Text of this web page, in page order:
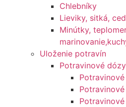
Chlebníky
Lieviky, sitká,
Minútky,
Uloženie potravín
Potravinové dózy